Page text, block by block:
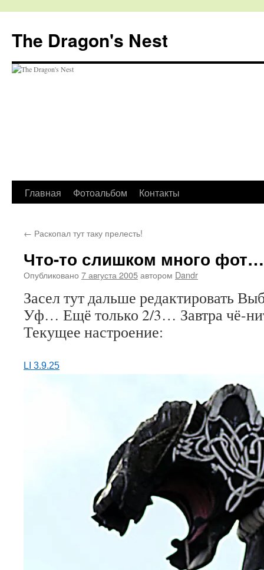
The Dragon's Nest
Перейти
содержимому
Главная Фотоальбом Контакты
← Раскопал тут таку прелесть!
Что-то слишком много фот…
Опубликовано 7 августа 2005автором Dandr
Засел тут дальше редактировать
Уф… Ещё только 2/3… Завтра чё-
Текущее настроение:
LI 3.9.25